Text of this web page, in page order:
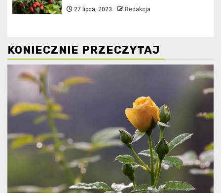
27 lipca, 2023 Redakcja
KONIECZNIE PRZECZYTAJ